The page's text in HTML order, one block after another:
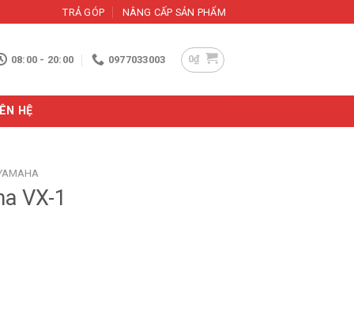
TRẢ GÓP NÂNG CẤP SẢN PHẨM
08:00 - 20:00 0977033003 0₫
HỆ
VX-1